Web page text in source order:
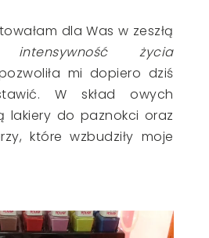
dla Was w zeszłą
życia
mi dopiero dziś
W skład owych
lakiery do paznokci oraz
które wzbudziły moje